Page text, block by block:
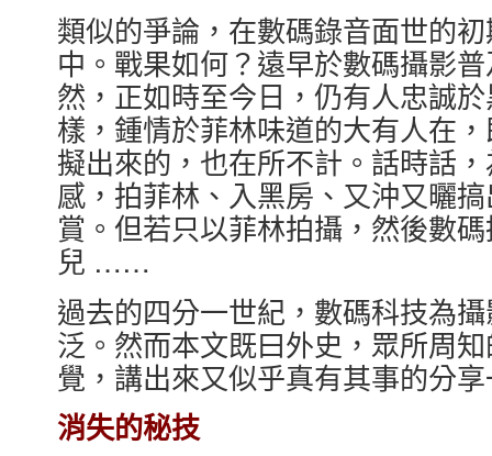
類似的爭論，在數碼錄音面世的
中。戰果如何？遠早於數碼攝影
然，正如時至今日，仍有人忠誠
樣，鍾情於菲林味道的大有人在
擬出來的，也在所不計。話時話
感，拍菲林、入黑房、又沖又曬
賞。但若只以菲林拍攝，然後數
兒 ……
過去的四分一世紀，數碼科技為
泛。然而本文既曰外史，眾所周
覺，講出來又似乎真有其事的分
消失的秘技